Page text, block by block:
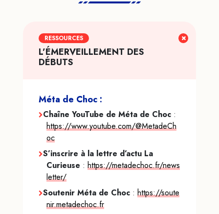
RESSOURCES
L’ÉMERVEILLEMENT DES
DÉBUTS
Méta de Choc :
Chaîne YouTube de Méta de Choc :
https://www.youtube.com/@MetadeCh
oc
S’inscrire à la lettre d’actu La
Curieuse : https://metadechoc.fr/news
letter/
Soutenir Méta de Choc : https://soute
nir.metadechoc.fr